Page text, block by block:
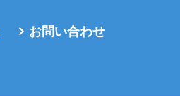
お問い合わせ